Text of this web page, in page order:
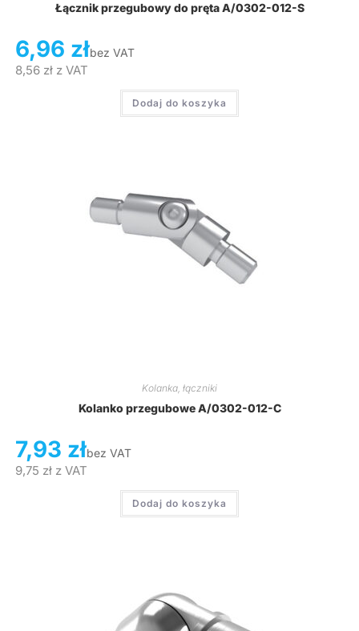
Łącznik przegubowy do pręta A/0302-012-S
6,96 złbez VAT
8,56 złz VAT
Dodaj do koszyka
Kolanka, łączniki
Kolanko przegubowe A/0302-012-C
7,93 złbez VAT
9,75 złz VAT
Dodaj do koszyka